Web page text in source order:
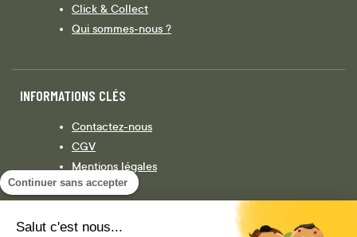
Continuer sans accepter
Salut c'est nous...
Click & Collect
Qui sommes-nous ?
INFORMATIONS CLÉS
Contactez-nous
CGV
Mentions légales
Législation